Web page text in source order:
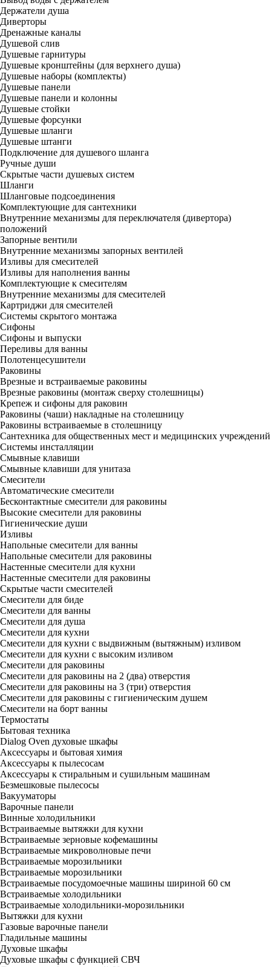
Держатели душа
Диверторы
Дренажные каналы
Душевой слив
Душевые гарнитуры
Душевые кронштейны (для верхнего душа)
Душевые наборы (комплекты)
Душевые панели
Душевые панели и колонны
Душевые стойки
Душевые форсунки
Душевые шланги
Душевые штанги
Подключение для душевого шланга
Ручные души
Скрытые части душевых систем
Шланги
Шланговые подсоединения
Комплектующие для сантехники
Внутренние механизмы для переключателя (дивертора)
положений
Запорные вентили
Внутренние механизмы запорных вентилей
Изливы для смесителей
Изливы для наполнения ванны
Комплектующие к смесителям
Внутренние механизмы для смесителей
Картриджи для смесителей
Системы скрытого монтажа
Сифоны
Сифоны и выпуски
Переливы для ванны
Полотенцесушители
Раковины
Врезные и встраиваемые раковины
Врезные раковины (монтаж сверху столешницы)
Крепеж и сифоны для раковин
Раковины (чаши) накладные на столешницу
Раковины встраиваемые в столешницу
Сантехника для общественных мест и медицинских учреждений
Системы инсталляции
Смывные клавиши
Смывные клавиши для унитаза
Смесители
Автоматические смесители
Бесконтактные смесители для раковины
Высокие смесители для раковины
Гигиенические души
Изливы
Напольные смесители для ванны
Напольные смесители для раковины
Настенные смесители для кухни
Настенные смесители для раковины
Скрытые части смесителей
Смесители для биде
Смесители для ванны
Смесители для душа
Смесители для кухни
Смесители для кухни с выдвижным (вытяжным) изливом
Смесители для кухни с высоким изливом
Смесители для раковины
Смесители для раковины на 2 (два) отверстия
Смесители для раковины на 3 (три) отверстия
Смесители для раковины с гигиеническим душем
Смесители на борт ванны
Термостаты
Бытовая техника
Dialog Oven духовые шкафы
Аксессуары и бытовая химия
Аксессуары к пылесосам
Аксессуары к стиральным и сушильным машинам
Безмешковые пылесосы
Вакууматоры
Варочные панели
Винные холодильники
Встраиваемые вытяжки для кухни
Встраиваемые зерновые кофемашины
Встраиваемые микроволновые печи
Встраиваемые морозильники
Встраиваемые морозильники
Встраиваемые посудомоечные машины шириной 60 см
Встраиваемые холодильники
Встраиваемые холодильники-морозильники
Вытяжки для кухни
Газовые варочные панели
Гладильные машины
Духовые шкафы
Духовые шкафы с функцией СВЧ